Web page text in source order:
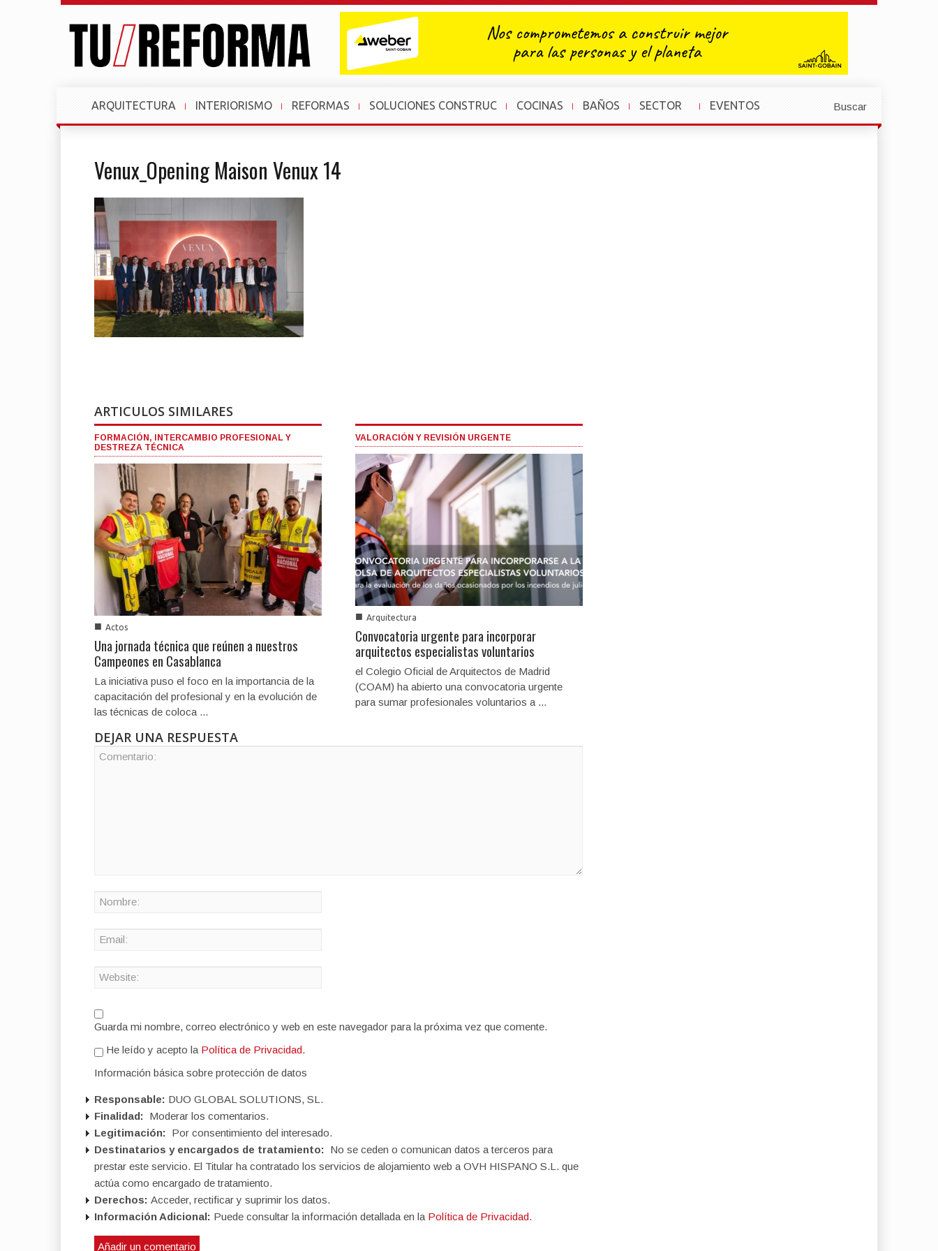
ARQUITECTURA INTERIORISMO REFORMAS SOLUCIONES CONSTRUC COCINAS BAÑOS
SECTOR
»
EVENTOS
»
Buscar
Venux_Opening Maison Venux 14
ARTICULOS SIMILARES
FORMACIÓN, INTERCAMBIO PROFESIONAL Y
DESTREZA TÉCNICA
■ Actos
Una jornada técnica que reúnen a nuestros
Campeones en Casablanca
La iniciativa puso el foco en la importancia de la
capacitación del profesional y en la evolución de
las técnicas de coloca ...
VALORACIÓN Y REVISIÓN URGENTE
■ Arquitectura
Convocatoria urgente para incorporar
arquitectos especialistas voluntarios
el Colegio Oficial de Arquitectos de Madrid
(COAM) ha abierto una convocatoria urgente
para sumar profesionales voluntarios a ...
DEJAR UNA RESPUESTA
Guarda mi nombre, correo electrónico y web en este navegador para la próxima vez que comente.
He leído y acepto la Política de Privacidad.
Información básica sobre protección de datos
Responsable: DUO GLOBAL SOLUTIONS, SL.
Finalidad: Moderar los comentarios.
Legitimación: Por consentimiento del interesado.
Destinatarios y encargados de tratamiento: No se ceden o comunican datos a terceros para
prestar este servicio. El Titular ha contratado los servicios de alojamiento web a OVH HISPANO S.L. que
actúa como encargado de tratamiento.
Derechos: Acceder, rectificar y suprimir los datos.
Información Adicional: Puede consultar la información detallada en la Política de Privacidad.